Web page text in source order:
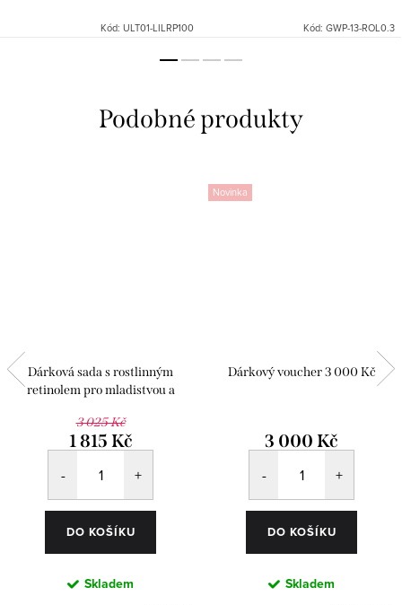
Kód: ULT01-LILRP100 Kód: GWP-13-ROL0.3
Dárková sada s rostlinným
retinolem pro mladistvou a
3 025 Kč
1 815 Kč
DO KOŠÍKU
Skladem
Novinka
Dárkový voucher 3 000 Kč
3 000 Kč
DO KOŠÍKU
Skladem